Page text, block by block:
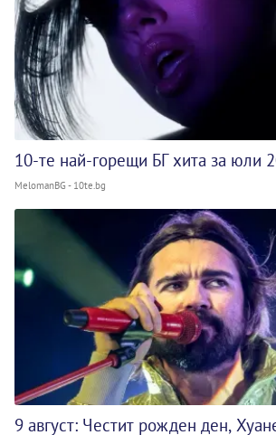
10-те най-горещи БГ хита за юли
MelomanBG - 10te.bg
9 август: Честит рожден ден,